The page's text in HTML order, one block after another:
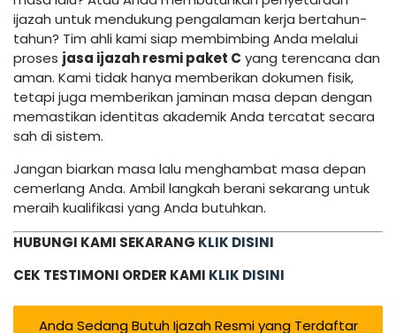
ijazah untuk mendukung pengalaman kerja bertahun-
tahun? Tim ahli kami siap membimbing Anda melalui
proses jasa ijazah resmi paket C yang terencana dan
aman. Kami tidak hanya memberikan dokumen fisik,
tetapi juga memberikan jaminan masa depan dengan
memastikan identitas akademik Anda tercatat secara
sah di sistem.
Jangan biarkan masa lalu menghambat masa depan
cemerlang Anda. Ambil langkah berani sekarang untuk
meraih kualifikasi yang Anda butuhkan.
HUBUNGI KAMI SEKARANG KLIK DISINI
CEK TESTIMONI ORDER KAMI KLIK DISINI
Anda Sedang Butuh Ijazah Resmi yang Terdaftar